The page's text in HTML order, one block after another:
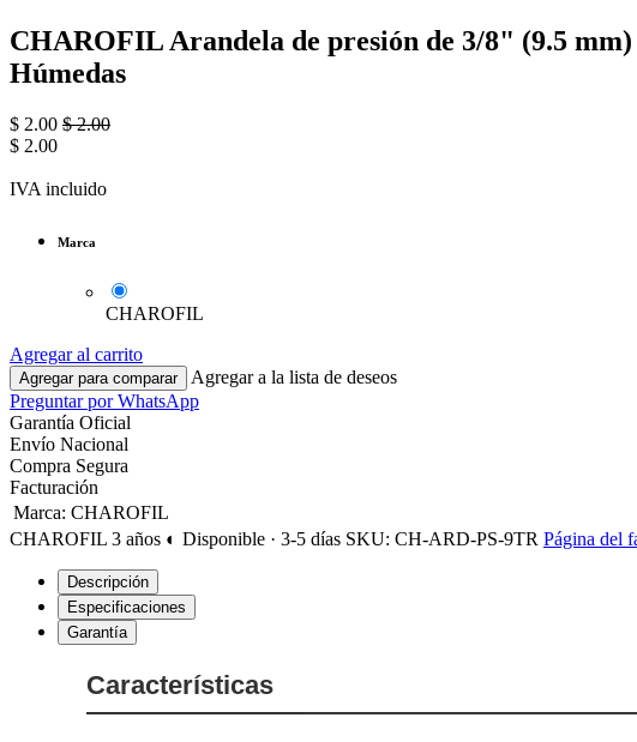
CHAROFIL Arandela de presión de 3/8" (9.5
Húmedas
$ 2.00 $2.00
$ 2.00
IVA incluido
Marca
CHAROFIL
Agregar al carrito
Agregar para comparar
Agregar a la lista de deseos
Preguntar por WhatsApp
Garantía Oficial
Envío Nacional
Compra Segura
Facturación
Marca: CHAROFIL
CHAROFIL 3 años ◐ Disponible · 3-5 días SKU: CH-ARD-PS-9TR Página del
Descripción
Especificaciones
Garantía
Características